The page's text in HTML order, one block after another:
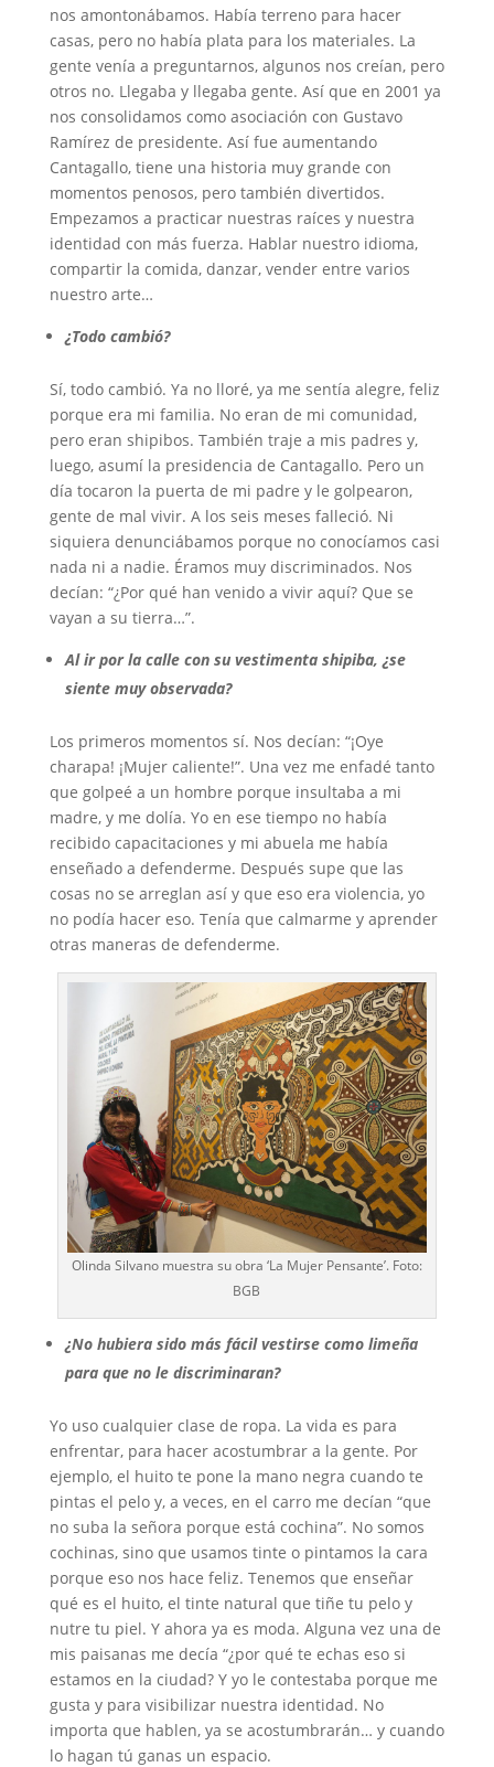
nos amontonábamos. Había terreno para hacer
casas, pero no había plata para los materiales. La
gente venía a preguntarnos, algunos nos creían, pero
otros no. Llegaba y llegaba gente. Así que en 2001 ya
nos consolidamos como asociación con Gustavo
Ramírez de presidente. Así fue aumentando
Cantagallo, tiene una historia muy grande con
momentos penosos, pero también divertidos.
Empezamos a practicar nuestras raíces y nuestra
identidad con más fuerza. Hablar nuestro idioma,
compartir la comida, danzar, vender entre varios
nuestro arte…
¿Todo cambió?
Sí, todo cambió. Ya no lloré, ya me sentía alegre, feliz
porque era mi familia. No eran de mi comunidad,
pero eran shipibos. También traje a mis padres y,
luego, asumí la presidencia de Cantagallo. Pero un
día tocaron la puerta de mi padre y le golpearon,
gente de mal vivir. A los seis meses falleció. Ni
siquiera denunciábamos porque no conocíamos casi
nada ni a nadie. Éramos muy discriminados. Nos
decían: “¿Por qué han venido a vivir aquí? Que se
vayan a su tierra…”.
Al ir por la calle con su vestimenta shipiba, ¿se
siente muy observada?
Los primeros momentos sí. Nos decían: “¡Oye
charapa! ¡Mujer caliente!”. Una vez me enfadé tanto
que golpeé a un hombre porque insultaba a mi
madre, y me dolía. Yo en ese tiempo no había
recibido capacitaciones y mi abuela me había
enseñado a defenderme. Después supe que las
cosas no se arreglan así y que eso era violencia, yo
no podía hacer eso. Tenía que calmarme y aprender
otras maneras de defenderme.
Olinda Silvano muestra su obra ‘La Mujer Pensante’. Foto:
BGB
¿No hubiera sido más fácil vestirse como limeña
para que no le discriminaran?
Yo uso cualquier clase de ropa. La vida es para
enfrentar, para hacer acostumbrar a la gente. Por
ejemplo, el huito te pone la mano negra cuando te
pintas el pelo y, a veces, en el carro me decían “que
no suba la señora porque está cochina”. No somos
cochinas, sino que usamos tinte o pintamos la cara
porque eso nos hace feliz. Tenemos que enseñar
qué es el huito, el tinte natural que tiñe tu pelo y
nutre tu piel. Y ahora ya es moda. Alguna vez una de
mis paisanas me decía “¿por qué te echas eso si
estamos en la ciudad? Y yo le contestaba porque me
gusta y para visibilizar nuestra identidad. No
importa que hablen, ya se acostumbrarán… y cuando
lo hagan tú ganas un espacio.